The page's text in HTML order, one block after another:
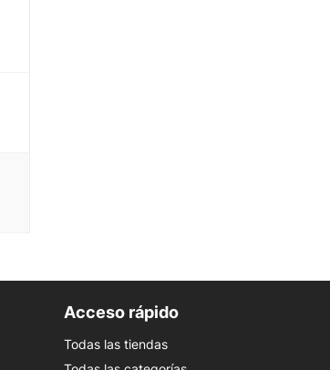
Acceso rápido
Todas las tiendas